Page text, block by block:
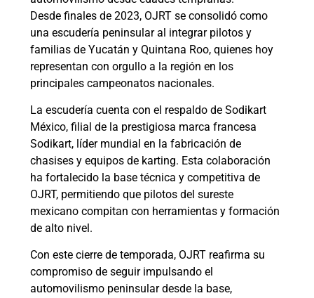
Desde finales de 2023, OJRT se consolidó como
una escudería peninsular al integrar pilotos y
familias de Yucatán y Quintana Roo, quienes hoy
representan con orgullo a la región en los
principales campeonatos nacionales.
La escudería cuenta con el respaldo de Sodikart
México, filial de la prestigiosa marca francesa
Sodikart, líder mundial en la fabricación de
chasises y equipos de karting. Esta colaboración
ha fortalecido la base técnica y competitiva de
OJRT, permitiendo que pilotos del sureste
mexicano compitan con herramientas y formación
de alto nivel.
Con este cierre de temporada, OJRT reafirma su
compromiso de seguir impulsando el
automovilismo peninsular desde la base,